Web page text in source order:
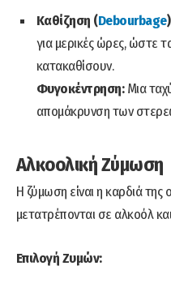
Καθίζηση (Debourbage
για μερικές ώρες, ώστε
κατακαθίσουν.
Φυγοκέντρηση:Μια
απομάκρυνση των
Αλκοολική Ζύμωση
Η ζύμωση είναι η καρδιά
μετατρέπονται σε αλκοόλ
Επιλογή Ζυμών: